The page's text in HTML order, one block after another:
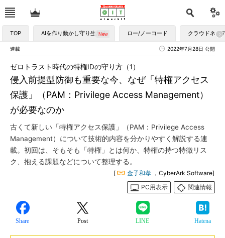
TOP AIを作り動かし守り生かす ロー/ノーコード クラウドネイ
連載 2022年7月28日 公開
侵入前提型防御も重要な今、なぜ「特権アクセス
保護」（PAM：Privilege Access Management）
が必要なのか
ゼロトラスト時代の特権IDの守り方（1）
古くて新しい「特権アクセス保護」（PAM：Privilege Access
Management）について技術的内容を分かりやすく解説する連
載。初回は、そもそも「特権」とは何か、特権の持つ特徴リス
ク、抱える課題などについて整理する。
[ 金子和孝 ，CyberArk Software]
PC用表示
関連情報
Share Post LINE Hatena